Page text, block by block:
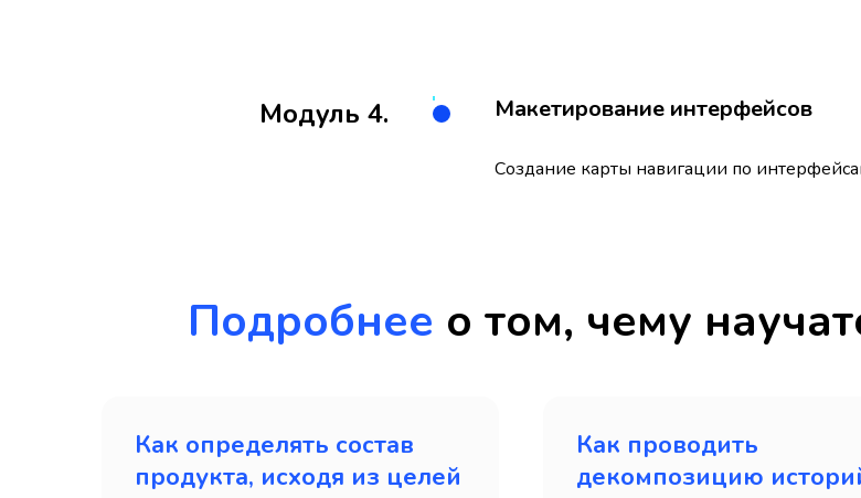
Модуль 4. Макетирование интерфейсов
Создание карты навигации по
Подробнее о том, чему
Как определять состав
продукта, исходя из целей
Как проводить
декомпозицию